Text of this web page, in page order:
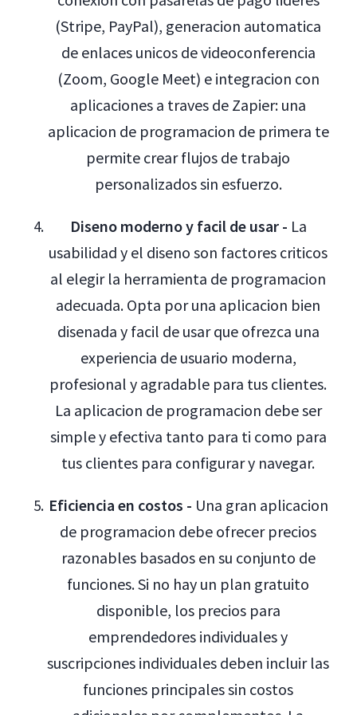
(Stripe, PayPal), generacion automatica
de enlaces unicos de videoconferencia
(Zoom, Google Meet) e integracion con
aplicaciones a traves de Zapier: una
aplicacion de programacion de primera te
permite crear flujos de trabajo
personalizados sin esfuerzo.
Diseno moderno y facil de usar - La
usabilidad y el diseno son factores criticos
al elegir la herramienta de programacion
adecuada. Opta por una aplicacion bien
disenada y facil de usar que ofrezca una
experiencia de usuario moderna,
profesional y agradable para tus clientes.
La aplicacion de programacion debe ser
simple y efectiva tanto para ti como para
tus clientes para configurar y navegar.
Eficiencia en costos - Una gran aplicacion
de programacion debe ofrecer precios
razonables basados en su conjunto de
funciones. Si no hay un plan gratuito
disponible, los precios para
emprendedores individuales y
suscripciones individuales deben incluir las
funciones principales sin costos